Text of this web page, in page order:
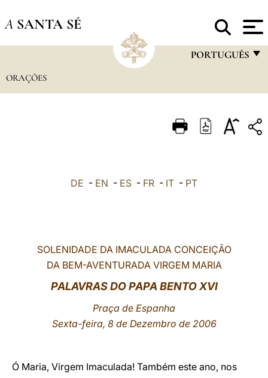
A SANTA SÉ
PORTUGUÊS
ITALIANO
中文
LATINE
ORAÇÕES
DE - EN - ES - FR - IT - PT
SOLENIDADE DA IMACULADA CONCEIÇÃO
DA BEM-AVENTURADA VIRGEM MARIA
PALAVRAS DO PAPA BENTO XVI
Praça de Espanha
Sexta-feira, 8 de Dezembro de 2006
Ó Maria, Virgem Imaculada! Também este ano, nos